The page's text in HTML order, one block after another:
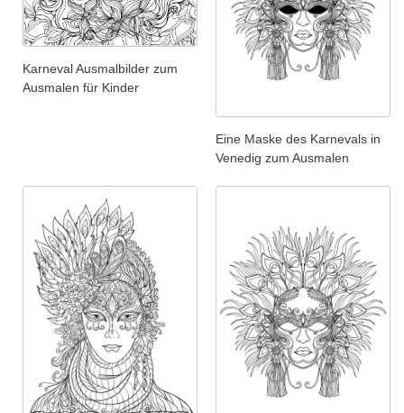
Karneval Ausmalbilder zum
Ausmalen für Kinder
Eine Maske des Karnevals in
Venedig zum Ausmalen